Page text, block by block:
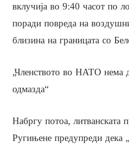
вклучија во 9:40 часот по
поради повреда на
близина на границата со
„Членството во НАТО нема
одмазда“
Набргу потоа, литванската
Ругињене предупреди дека